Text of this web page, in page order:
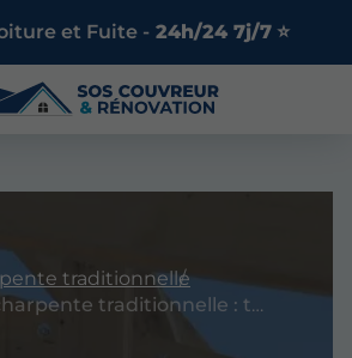
et Fuite - 24h/24 7j/7 ⭐
traditionnelle
Création de charpente traditionnelle : techniques et méthodes d'un professionnel